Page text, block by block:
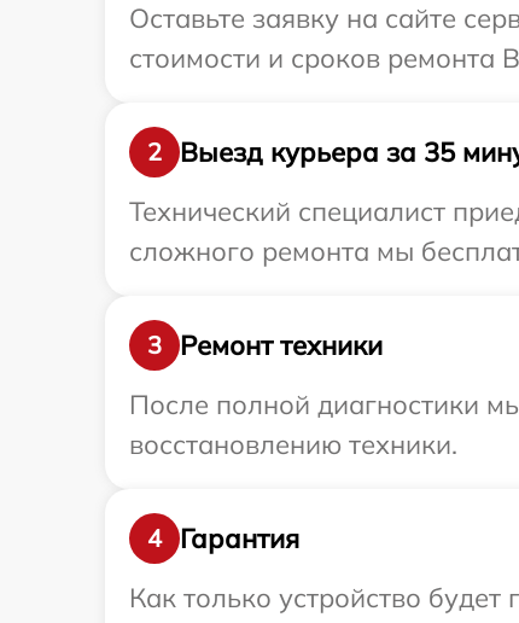
Оставьте заявку на сайте
стоимости и сроков ремонта
2
Выезд курьера за 35
Технический специалист
сложного ремонта мы
3
Ремонт техники
После полной диагностики
восстановлению техники.
4
Гарантия
Как только устройство